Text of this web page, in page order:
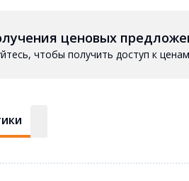
ценовых
чтобы получить доступ к